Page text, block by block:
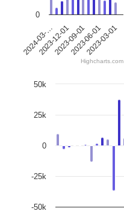
2024-03-…
2023-12-012023-09-012023-06-01
2023-03-01
0
Highcharts.com
-50k
-25k
0
25k
50k